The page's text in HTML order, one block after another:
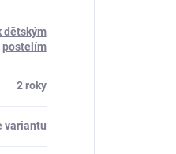
dětským
postelím
2 roky
variantu